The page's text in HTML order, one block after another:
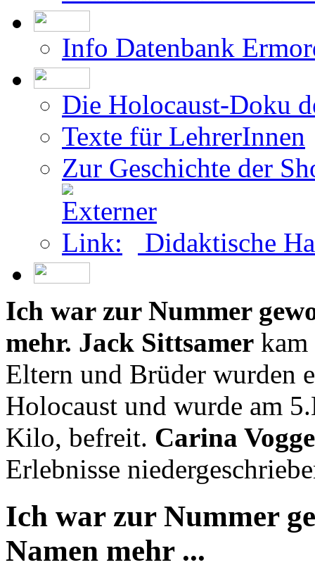
Info Datenbank
Teilnahme als
Info Datenbank
Die Holocaust-Doku
Texte für LehrerInnen
Zur Geschichte der
Didaktische
Ich war zur Nummer
mehr. Jack Sittsamerkam
Eltern und Brüder wurden
Holocaust und wurde am
Kilo, befreit.Carina
Erlebnisse